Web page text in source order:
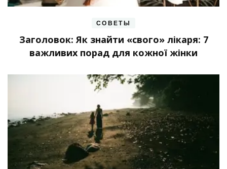
СОВЕТЫ
Заголовок: Як знайти «свого» лікаря: 7
важливих порад для кожної жінки